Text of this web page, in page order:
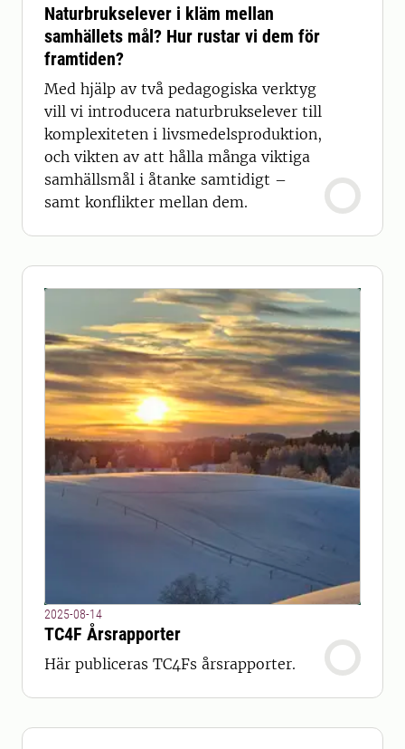
Naturbrukselever i kläm mellan
samhällets mål? Hur rustar vi dem för
framtiden?
Med hjälp av två pedagogiska verktyg
vill vi introducera naturbrukselever till
komplexiteten i livsmedelsproduktion,
och vikten av att hålla många viktiga
samhällsmål i åtanke samtidigt –
samt konflikter mellan dem.
2025-08-14
TC4F Årsrapporter
Här publiceras TC4Fs årsrapporter.